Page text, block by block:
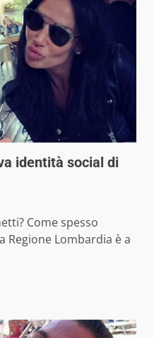
identità social di
Come spesso
Regione Lombardia è a